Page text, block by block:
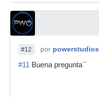
#12 por powerstudios
#11 Buena pregunta``